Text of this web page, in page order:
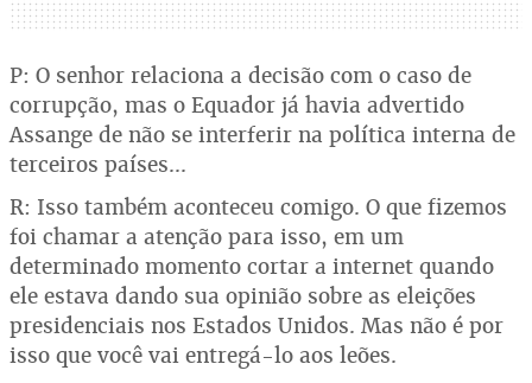
P: O senhor relaciona a decisão com o caso de
corrupção, mas o Equador já havia advertido
Assange de não se interferir na política interna de
terceiros países...
R: Isso também aconteceu comigo. O que fizemos
foi chamar a atenção para isso, em um
determinado momento cortar a internet quando
ele estava dando sua opinião sobre as eleições
presidenciais nos Estados Unidos. Mas não é por
isso que você vai entregá-lo aos leões.